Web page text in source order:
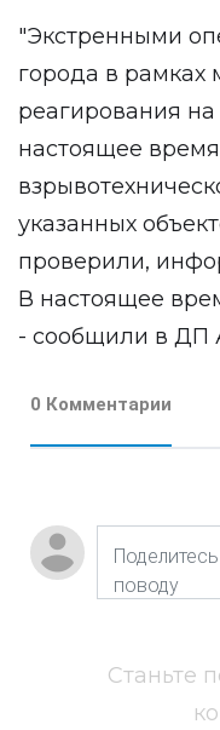
"Экстренными
города в рамках
реагирования
настоящее
указанных
проверили,
В настоящее
- сообщили в ДП
0 Комментарии
Станьте